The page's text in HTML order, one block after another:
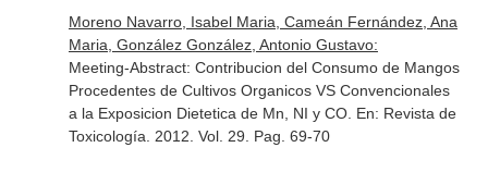
Moreno Navarro, Isabel Maria, Cameán Fernández, Ana
Maria, González González, Antonio Gustavo:
Meeting-Abstract: Contribucion del Consumo de Mangos
Procedentes de Cultivos Organicos VS Convencionales
a la Exposicion Dietetica de Mn, NI y CO. En: Revista de
Toxicología . 2012. Vol. 29. Pag. 69-70